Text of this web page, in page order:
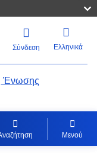
Σύνδεση Ελληνικά
Ένωσης
Μενού